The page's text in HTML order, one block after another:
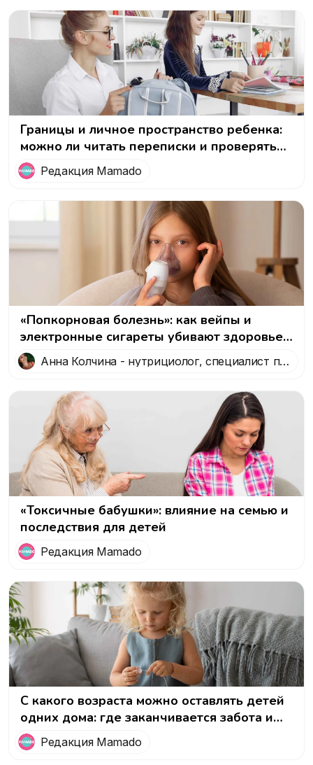
Границы и личное пространство ребенка:
можно ли читать переписки и проверять
рюкзак?Редакция Mamado
«Попкорновая болезнь»: как вейпы и
электронные сигареты убивают здоровье
легкихАнна Колчина - нутрициолог, специалист по
«Токсичные бабушки»: влияние на семью и
последствия для детей
Редакция Mamado
С какого возраста можно оставлять детей
одних дома: где заканчивается забота и
начинается гиперопека
Редакция Mamado